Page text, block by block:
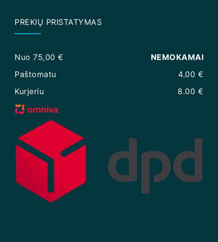
PREKIŲ PRISTATYMAS
Nuo 75,00 €
NEMOKAMAI
Paštomatu
4.00 €
Kurjeriu
8.00 €